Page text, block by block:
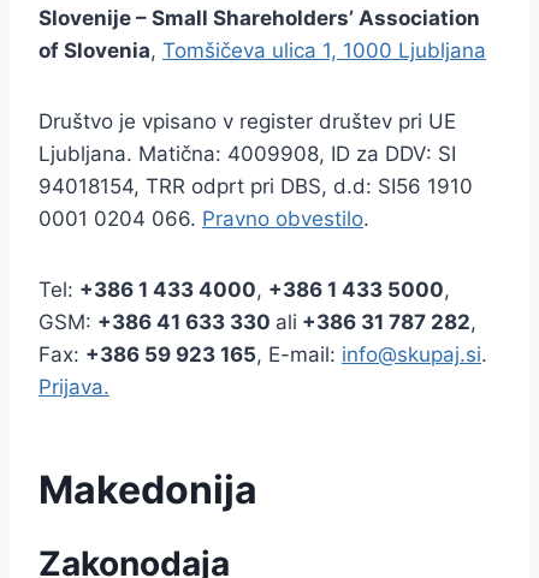
Slovenije – Small Shareholders’ Association
of Slovenia, Tomšičeva ulica 1, 1000 Ljubljana
Društvo je vpisano v register društev pri UE
Ljubljana. Matična: 4009908, ID za DDV: SI
94018154, TRR odprt pri DBS, d.d: SI56 1910
0001 0204 066. Pravno obvestilo.
Tel: +386 1 433 4000, +386 1 433 5000,
GSM: +386 41 633 330 ali +386 31 787 282,
Fax: +386 59 923 165, E-mail: info@skupaj.si.
Prijava.
Makedonija
Zakonodaja